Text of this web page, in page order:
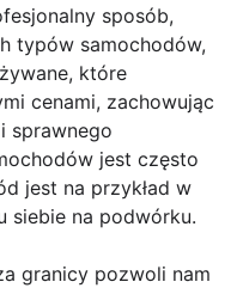
sposób,
typów samochodów,
które
cenami, zachowując
sprawnego
jest często
jest na przykład w
siebie na podwórku.
granicy pozwoli nam